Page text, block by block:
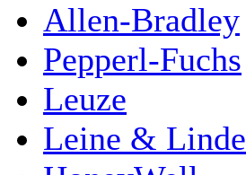
Allen-Bradley
Pepperl-Fuchs
Leuze
Leine & Linde